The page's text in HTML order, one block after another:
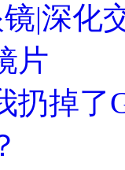
|深化
片
扔掉了